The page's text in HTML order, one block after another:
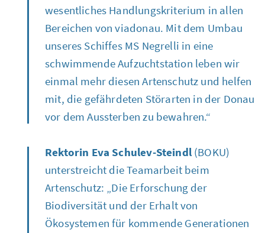
wesentliches Handlungskriterium in allen
Bereichen von viadonau. Mit dem Umbau
unseres Schiffes MS Negrelli in eine
schwimmende Aufzuchtstation leben wir
einmal mehr diesen Artenschutz und helfen
mit, die gefährdeten Störarten in der Donau
vor dem Aussterben zu bewahren.“
Rektorin Eva Schulev-Steindl(BOKU)
unterstreicht die Teamarbeit beim
Artenschutz: „Die Erforschung der
Biodiversität und der Erhalt von
Ökosystemen für kommende Generationen